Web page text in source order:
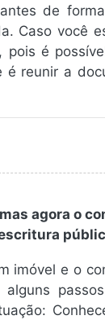
de
Caso você
pois é
é reunir a
agora o
imóvel e o
alguns